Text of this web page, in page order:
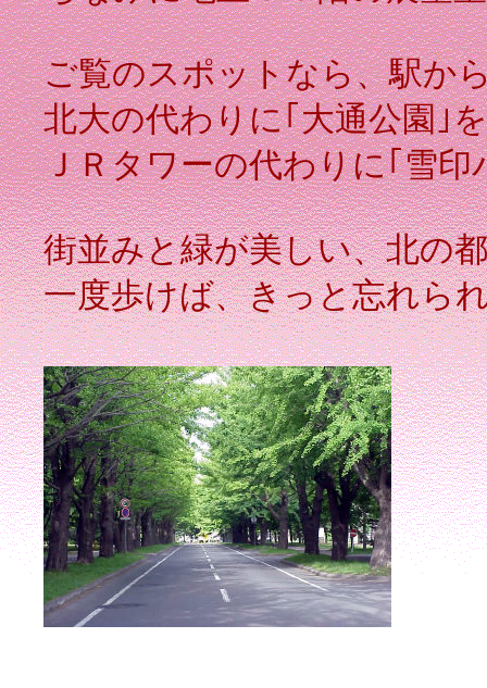
ご覧のスポットなら、駅か
北大の代わりに｢大通公園｣
ＪＲタワーの代わりに｢雪
街並みと緑が美しい、北の
一度歩けば、きっと忘れら